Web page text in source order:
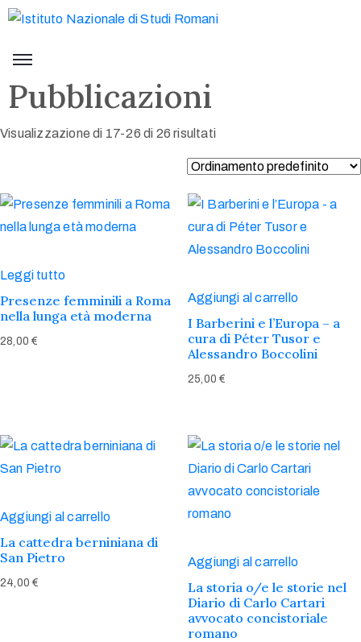
Pubblicazioni
Visualizzazione di 17-26 di 26 risultati
Leggi tutto
Presenze femminili a Roma
nella lunga età moderna
28,00€
Aggiungi al carrello
I Barberini e l’Europa – a
cura di Péter Tusor e
Alessandro Boccolini
25,00€
Aggiungi al carrello
La cattedra berniniana di
San Pietro
24,00€
Aggiungi al carrello
La storia o/e le storie nel
Diario di Carlo Cartari
avvocato concistoriale
romano